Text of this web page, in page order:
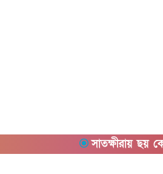
সাতক্ষীরায় ছয় কোটি